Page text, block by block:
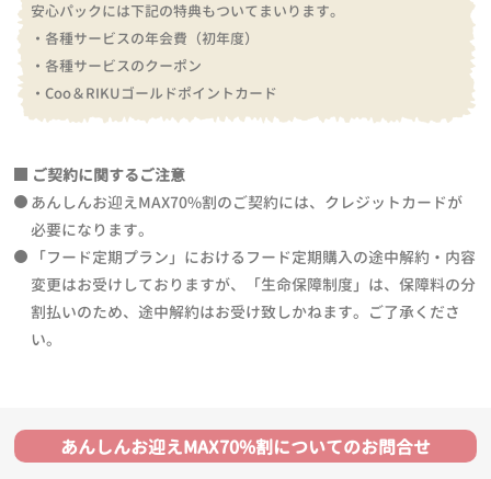
安心パックには下記の特典もついてまいります。
・各種サービスの年会費（初年度）
・各種サービスのクーポン
・Coo＆RIKUゴールドポイントカード
ご契約に関するご注意
あんしんお迎えMAX70%割のご契約には、クレジットカードが
必要になります。
「フード定期プラン」におけるフード定期購入の途中解約・内容
変更はお受けしておりますが、「生命保障制度」は、保障料の分
割払いのため、途中解約はお受け致しかねます。ご了承くださ
い。
あんしんお迎えMAX70%割についてのお問合せ